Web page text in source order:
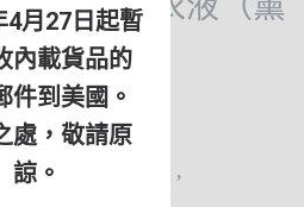
肥皂天然洗衣液而言，
4月27日起暫
內載貨品的
件到美國。
處，敬請原
諒。